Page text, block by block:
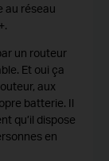
au réseau
un routeur
Et oui ça
aux
batterie. Il
qu’il dispose
en